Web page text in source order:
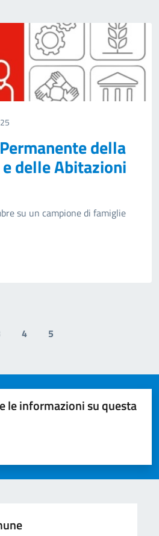
della
delle Abitazioni
su un campione di famiglie
4 5
le informazioni su questa
stelle su 5
su 5
5